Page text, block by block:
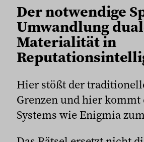
Der notwendige
Umwandlung
Materialität in
Hier stößt der
Grenzen und hier kommt
Systems wie Enigmia